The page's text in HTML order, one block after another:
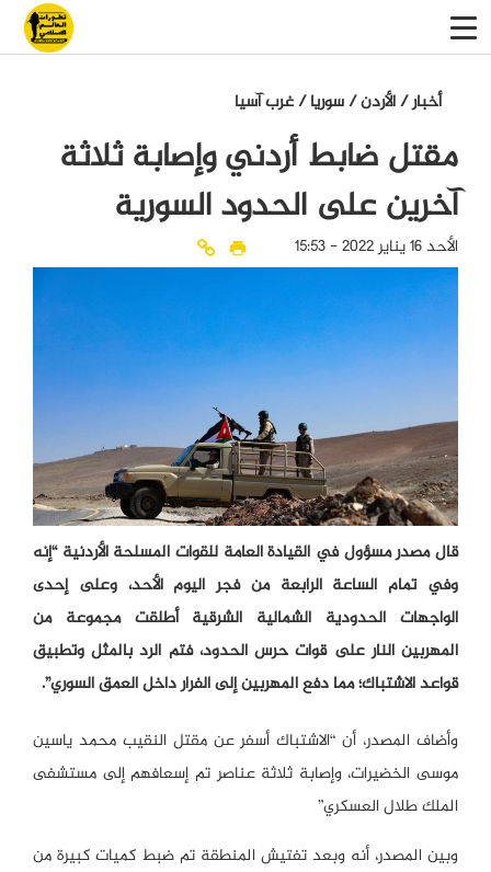
أخبار/الأردن/سوريا/غرب آسيا
مقتل ضابط أردني وإصابة ثلاثة
آخرين على الحدود السورية
الأحد 16 يناير 2022 - 15:53
قال مصدر مسؤول في القيادة العامة للقوات المسلحة الأردنية “إنه
وفي تمام الساعة الرابعة من فجر اليوم الأحد، وعلى إحدى
الواجهات الحدودية الشمالية الشرقية أطلقت مجموعة من
المهربين النار على قوات حرس الحدود، فتم الرد بالمثل وتطبيق
قواعد الاشتباك؛ مما دفع المهربين إلى الفرار داخل العمق السوري”.
وأضاف المصدر، أن “الاشتباك أسفر عن مقتل النقيب محمد ياسين
موسى الخضيرات، وإصابة ثلاثة عناصر تم إسعافهم إلى مستشفى
الملك طلال العسكري”
وبين المصدر، أنه وبعد تفتيش المنطقة تم ضبط كميات كبيرة من